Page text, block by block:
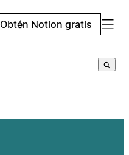
Obtén Notion gratis